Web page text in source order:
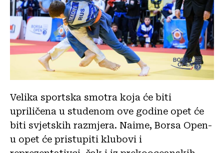
Velika sportska smotra koja će biti
upriličena u studenom ove godine opet će
biti svjetskih razmjera. Naime, Borsa Open-
u opet će pristupiti klubovi i